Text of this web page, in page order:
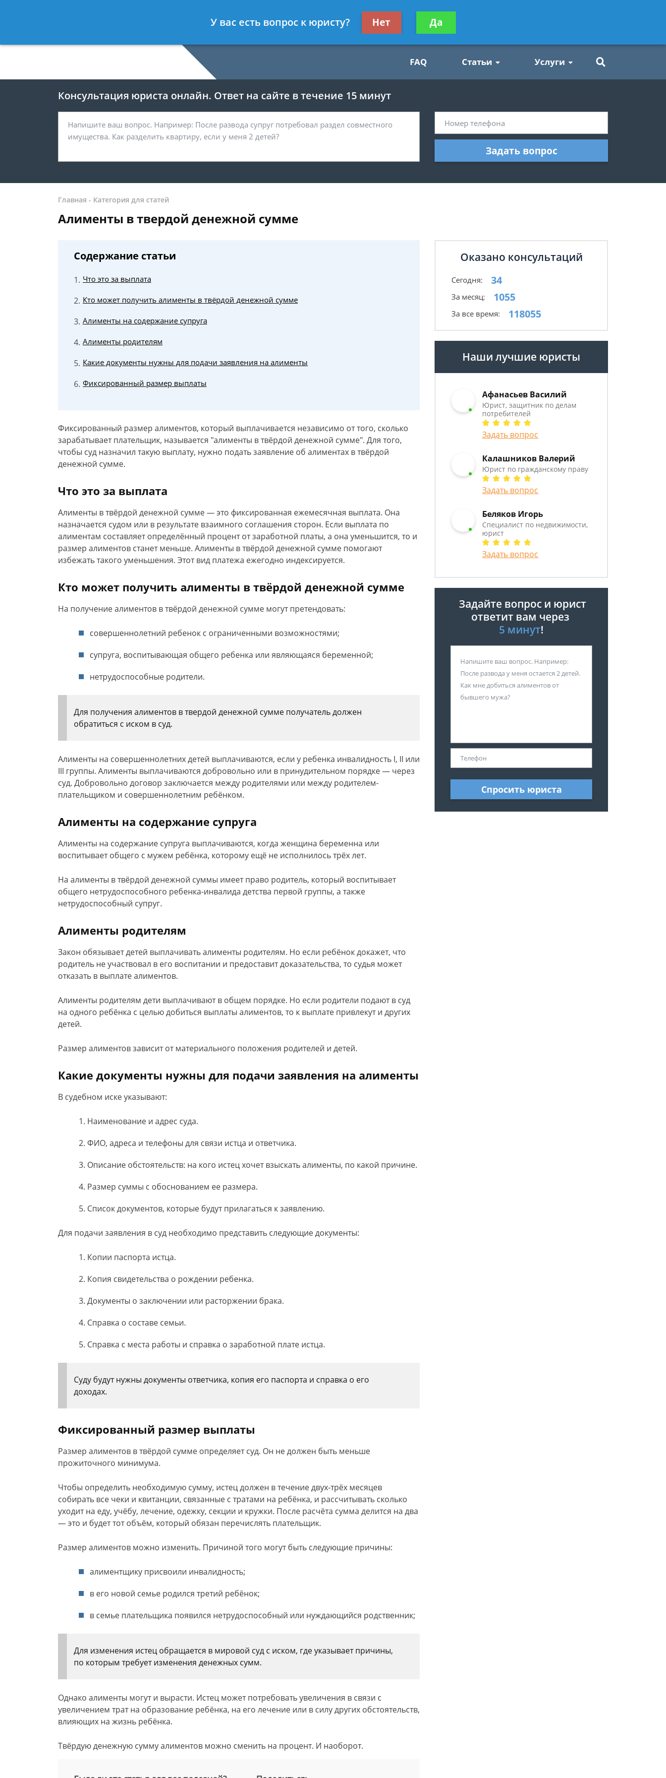
Получите консультацию
бесплатно
FAQ Статьи Услуги
Консультация юриста онлайн. Ответ на сайте в течение 15 минут
Задать вопрос
Главная - Категория для статей
Алименты в твердой денежной сумме
Содержание статьи
Что это за выплата
Кто может получить алименты в твёрдой денежной сумме
Алименты на содержание супруга
Алименты родителям
Какие документы нужны для подачи заявления на алименты
Фиксированный размер выплаты
Фиксированный размер алиментов, который выплачивается независимо от того, сколько
зарабатывает плательщик, называется "алименты в твёрдой денежной сумме". Для того,
чтобы суд назначил такую выплату, нужно подать заявление об алиментах в твёрдой
денежной сумме.
Что это за выплата
Алименты в твёрдой денежной сумме — это фиксированная ежемесячная выплата. Она
назначается судом или в результате взаимного соглашения сторон. Если выплата по
алиментам составляет определённый процент от заработной платы, а она уменьшится, то и
размер алиментов станет меньше. Алименты в твёрдой денежной сумме помогают
избежать такого уменьшения. Этот вид платежа ежегодно индексируется.
Кто может получить алименты в твёрдой денежной сумме
На получение алиментов в твёрдой денежной сумме могут претендовать:
совершеннолетний ребенок с ограниченными возможностями;
супруга, воспитывающая общего ребенка или являющаяся беременной;
нетрудоспособные родители.
Для получения алиментов в твердой денежной сумме получатель должен
обратиться с иском в суд.
Алименты на совершеннолетних детей выплачиваются, если у ребенка инвалидность I, II или
III группы. Алименты выплачиваются добровольно или в принудительном порядке — через
суд. Добровольно договор заключается между родителями или между родителем-
плательщиком и совершеннолетним ребёнком.
Алименты на содержание супруга
Алименты на содержание супруга выплачиваются, когда женщина беременна или
воспитывает общего с мужем ребёнка, которому ещё не исполнилось трёх лет.
На алименты в твёрдой денежной суммы имеет право родитель, который воспитывает
общего нетрудоспособного ребенка-инвалида детства первой группы, а также
нетрудоспособный супруг.
Алименты родителям
Закон обязывает детей выплачивать алименты родителям. Но если ребёнок докажет, что
родитель не участвовал в его воспитании и предоставит доказательства, то судья может
отказать в выплате алиментов.
Алименты родителям дети выплачивают в общем порядке. Но если родители подают в суд
на одного ребёнка с целью добиться выплаты алиментов, то к выплате привлекут и других
детей.
Размер алиментов зависит от материального положения родителей и детей.
Какие документы нужны для подачи заявления на алименты
В судебном иске указывают:
Наименование и адрес суда.
ФИО, адреса и телефоны для связи истца и ответчика.
Описание обстоятельств: на кого истец хочет взыскать алименты, по какой причине.
Размер суммы с обоснованием ее размера.
Список документов, которые будут прилагаться к заявлению.
Для подачи заявления в суд необходимо представить следующие документы:
Копии паспорта истца.
Копия свидетельства о рождении ребенка.
Документы о заключении или расторжении брака.
Справка о составе семьи.
Справка с места работы и справка о заработной плате истца.
Суду будут нужны документы ответчика, копия его паспорта и справка о его
доходах.
Фиксированный размер выплаты
Размер алиментов в твёрдой сумме определяет суд. Он не должен быть меньше
прожиточного минимума.
Чтобы определить необходимую сумму, истец должен в течение двух-трёх месяцев
собирать все чеки и квитанции, связанные с тратами на ребёнка, и рассчитывать сколько
уходит на еду, учёбу, лечение, одежку, секции и кружки. После расчёта сумма делится на два
— это и будет тот объём, который обязан перечислять плательщик.
Размер алиментов можно изменить. Причиной того могут быть следующие причины:
алиментщику присвоили инвалидность;
в его новой семье родился третий ребёнок;
в семье плательщика появился нетрудоспособный или нуждающийся родственник;
Для изменения истец обращается в мировой суд с иском, где указывает причины,
по которым требует изменения денежных сумм.
Однако алименты могут и вырасти. Истец может потребовать увеличения в связи с
увеличением трат на образование ребёнка, на его лечение или в силу других обстоятельств,
влияющих на жизнь ребёнка.
Твёрдую денежную сумму алиментов можно сменить на процент. И наоборот.
Оказано консультаций
Сегодня: 34
За месяц: 1055
За все время: 118055
Наши лучшие юристы
Афанасьев Василий
Юрист, защитник по делам
потребителей
Задать вопрос
Калашников Валерий
Юрист по гражданскому праву
Задать вопрос
Беляков Игорь
Специалист по недвижимости,
юрист
Задать вопрос
Задайте вопрос и юрист
ответит вам через
5 минут!
Спросить юриста
У вас есть вопрос к юристу? Нет Да